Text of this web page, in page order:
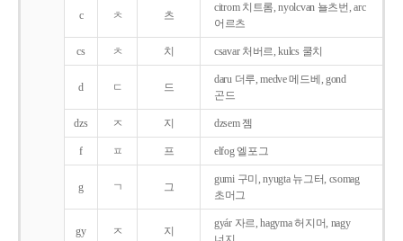
c ㅊ 츠
citrom 치트롬, nyolcvan 뇰츠번, arc
어르츠
cs ㅊ 치 csavar 처버르, kulcs 쿨치
d ㄷ 드
daru 더루, medve 메드베, gond
곤드
dzs ㅈ 지 dzsem 젬
f ㅍ 프 elfog 엘포그
g ㄱ 그
gumi 구미, nyugta 뉴그터, csomag
초머그
gy ㅈ 지
gyár 자르, hagyma 허지머, nagy